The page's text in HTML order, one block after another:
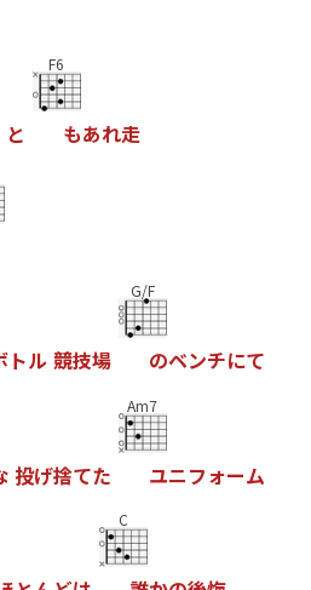
と
F6
もあれ走
トル 競技場
G/F
のベンチにて
投げ捨てた
Am7
ユニフォーム
C